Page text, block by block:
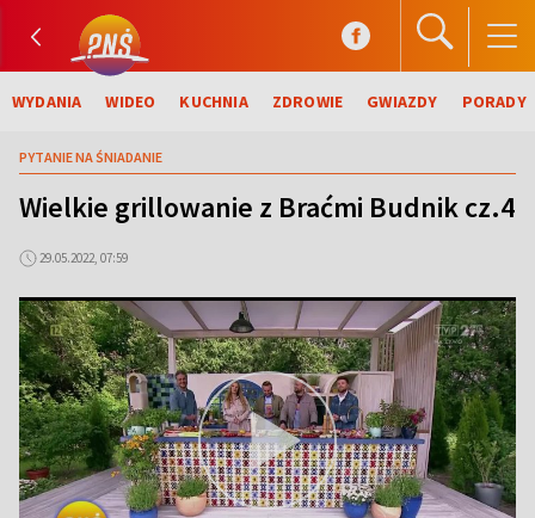
WYDANIA WIDEO KUCHNIA ZDROWIE GWIAZDY PORADY
PYTANIE NA ŚNIADANIE
Wielkie grillowanie z Braćmi Budnik cz.4
29.05.2022, 07:59